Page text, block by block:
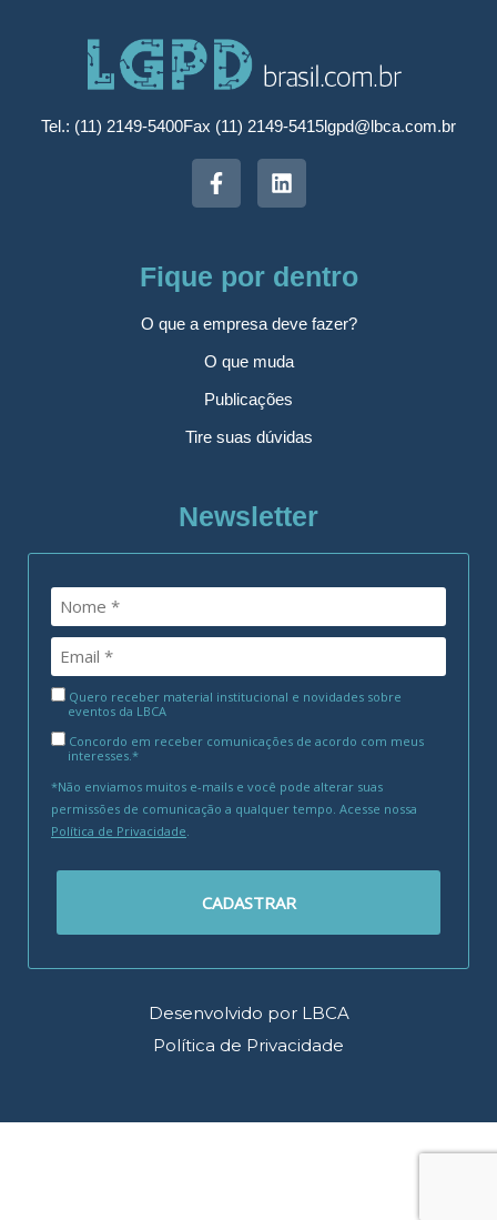
Tel.: (11) 2149-5400Fax (11) 2149-5415lgpd@lbca.com.br
Fique por dentro
O que a empresa deve fazer?
O que muda
Publicações
Tire suas dúvidas
Newsletter
Quero receber material institucional e novidades sobre
eventos da LBCA
Concordo em receber comunicações de acordo com meus
interesses.*
*Não enviamos muitos e-mails e você pode alterar suas
permissões de comunicação a qualquer tempo. Acesse nossa
Política de Privacidade.
CADASTRAR
Desenvolvido por LBCA
Política de Privacidade